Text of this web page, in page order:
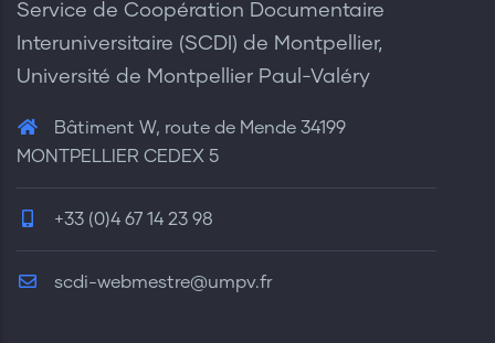
Service de Coopération Documentaire
Interuniversitaire (SCDI) de Montpellier,
Université de Montpellier Paul-Valéry
Bâtiment W, route de Mende 34199
MONTPELLIER CEDEX 5
+33 (0)4 67 14 23 98
scdi-webmestre@umpv.fr